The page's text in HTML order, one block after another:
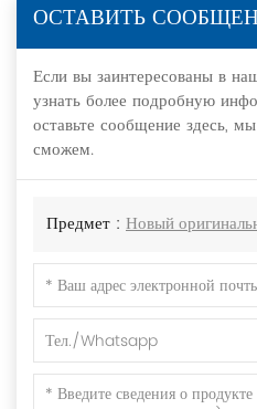
ОСТАВИТЬ
Если вы заинтересованы в
узнать более подробную
оставьте сообщение здесь,
сможем.
Предмет : Новый